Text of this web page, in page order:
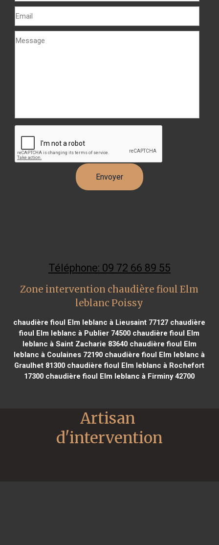
Téléphone: 09 72 66 89 55
Zone intervention chaudière fioul Elm
leblanc Poissy
chaudière fioul Elm leblanc à Lieusaint 77127 chaudière
fioul Elm leblanc à Publier 74500 chaudière fioul Elm
leblanc à Saint Zacharie 83640chaudière fioul Elm
leblanc à Coulaines 72190 chaudière fioul Elm leblanc à
Graulhet 81300 chaudière fioul Elm leblanc à Rochefort
17300 chaudière fioul Elm leblanc à Firminy 42700
Artisan
d'intervention